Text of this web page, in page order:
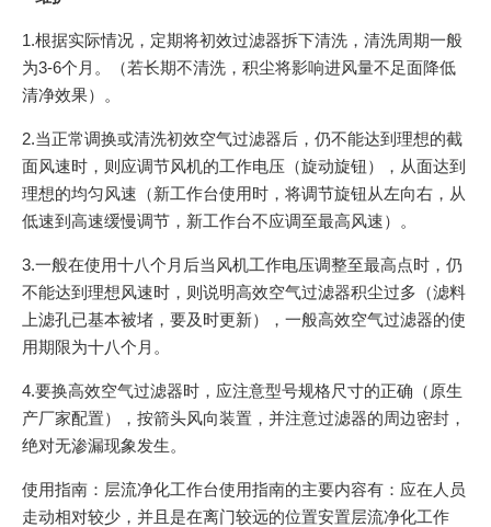
1.根据实际情况，定期将初效过滤器拆下清洗，清洗周期一般
为3-6个月。（若长期不清洗，积尘将影响进风量不足面降低
清净效果）。
2.当正常调换或清洗初效空气过滤器后，仍不能达到理想的截
面风速时，则应调节风机的工作电压（旋动旋钮），从面达到
理想的均匀风速（新工作台使用时，将调节旋钮从左向右，从
低速到高速缓慢调节，新工作台不应调至最高风速）。
3.一般在使用十八个月后当风机工作电压调整至最高点时，仍
不能达到理想风速时，则说明高效空气过滤器积尘过多（滤料
上滤孔已基本被堵，要及时更新），一般高效空气过滤器的使
用期限为十八个月。
4.要换高效空气过滤器时，应注意型号规格尺寸的正确（原生
产厂家配置），按箭头风向装置，并注意过滤器的周边密封，
绝对无渗漏现象发生。
使用指南：层流净化工作台使用指南的主要内容有：应在人员
走动相对较少，并且是在离门较远的位置安置层流净化工作